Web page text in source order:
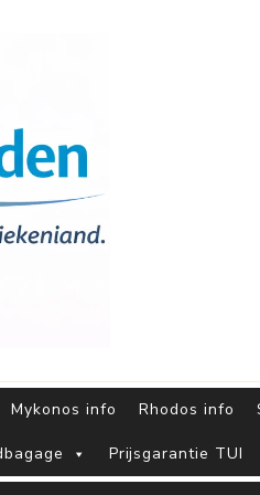
Mykonos info Rhodos info
Prijsgarantie TUI